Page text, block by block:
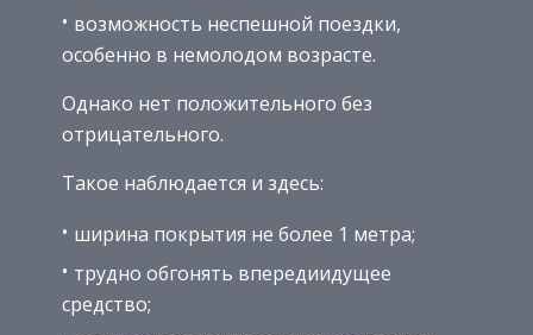
возможность неспешной поездки,
особенно в немолодом возрасте.
Однако нет положительного без
отрицательного.
Такое наблюдается и здесь:
ширина покрытия не более 1 метра;
трудно обгонять впередиидущее
средство;